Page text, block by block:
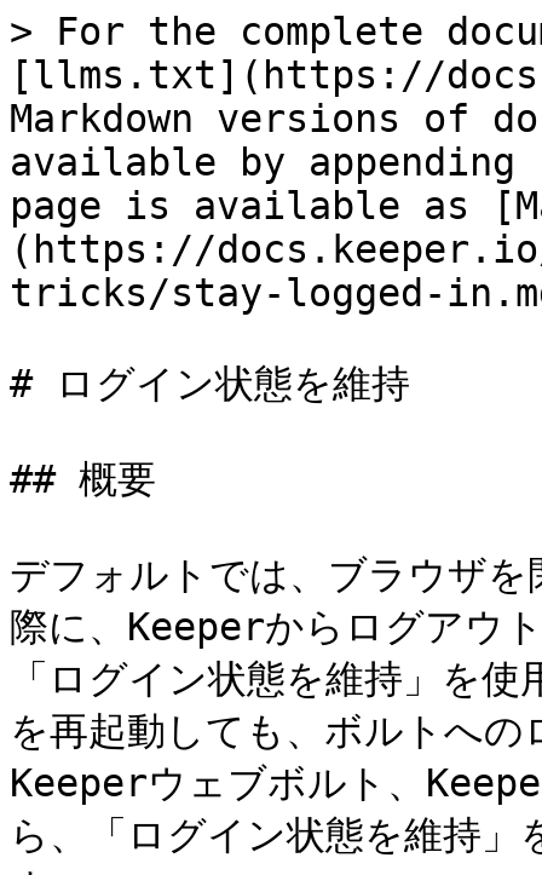
> For the complete
[llms.txt](https://
Markdown versions of
available by
page is available as
(https://
tricks/stay-logged-
# ログイン状態を維持
## 概要
デフォルトでは、ブラウザ
際に、Keeperからログアウ
「ログイン状態を維持」を
を再起動しても、ボルトへ
Keeperウェブボルト、
ら、「ログイン状態を維持